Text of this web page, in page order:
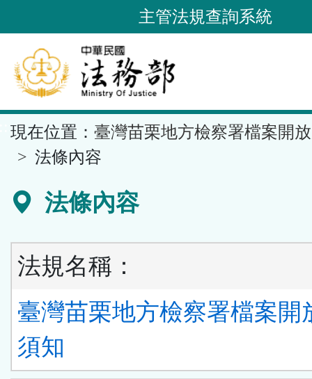
到
要
內
容
區
塊
主管法規查詢系統
現在位置： 臺灣苗栗地方檢察署檔案開
法條內容
法條內容
法規名稱：
臺灣苗栗地方檢察署檔案開
須知